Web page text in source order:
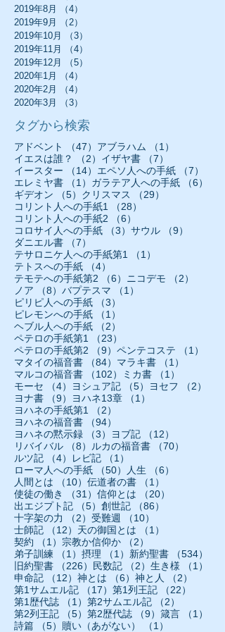
2019年8月
（4）
2019年9月
（2）
2019年10月
（3）
2019年11月
（4）
2019年12月
（5）
2020年1月
（4）
2020年2月
（4）
2020年3月
（3）
タグから検索
アドベント （47） 47件の記事
アブラハム （1）
イエスは誰？
（2） 2件の記事
イザヤ書 （7）
イースター
（14） 14件の記事
エペソ人への手紙 （7）
エレミヤ書
（1） 1件の記事
ガラテア人への手紙 （6）
ギデオン
（5） 5件の記事
クリスマス （29）
コリント人への手紙1
（28）
コリント人への手紙2
（6）
コロサイ人への手紙
（3） 3件の記事
サウル （9）
ダニエル書
（7）
テサロニケ人への手紙第1
（1）
テトスへの手紙
（4）
テモテへの手紙第2
（6） 6件の記事
ニコデモ （2）
ノア
（8） 8件の記事
バプテスマ （1）
ピリピ人への手紙
（3）
ピレモンへの手紙
（1）
ヘブル人への手紙
（2）
ペテロの手紙第1
（23）
ペテロの手紙第2
（9） 9件の記事
ペンテコステ （1）
マタイの福音書
（84） 84件の記事
マラキ書 （1）
マルコの福音書
（102） 102件の記事
ミカ書 （1）
モーセ
（4） 4件の記事
ヨシュア記 （5） 5件の記事
ヨセフ （2）
ヨナ書
（9） 9件の記事
ヨハネ13章 （1）
ヨハネの手紙第1
（2）
ヨハネの福音書
（94）
ヨハネの黙示録
（3） 3件の記事
ヨブ記 （12）
リバイバル
（8） 8件の記事
ルカの福音書 （70）
ルツ記
（4） 4件の記事
レビ記 （1）
ローマ人への手紙
（50） 50件の記事
人生 （6）
人間とは
（10） 10件の記事
伝道者の書 （1）
使徒の働き
（31） 31件の記事
信仰とは （20）
出エジプト記
（5） 5件の記事
創世記 （86）
十字架の力
（2） 2件の記事
受難週 （10）
士師記
（12） 12件の記事
天の御国とは （1）
契約
（1） 1件の記事
宗教か信仰か （2）
弟子訓練
（1） 1件の記事
摂理 （1） 1件の記事
新約聖書 （534）
旧約聖書
（226） 226件の記事
民数記 （2） 2件の記事
生き様 （1）
申命記
（12） 12件の記事
神とは （6） 6件の記事
神と人 （2）
第1サムエル記
（17） 17件の記事
第1列王記 （22）
第1歴代誌
（1） 1件の記事
第2サムエル記 （2）
第2列王記
（5） 5件の記事
第2歴代誌 （9） 9件の記事
箴言 （1）
詩篇
（5） 5件の記事
贖い（あがない） （1）